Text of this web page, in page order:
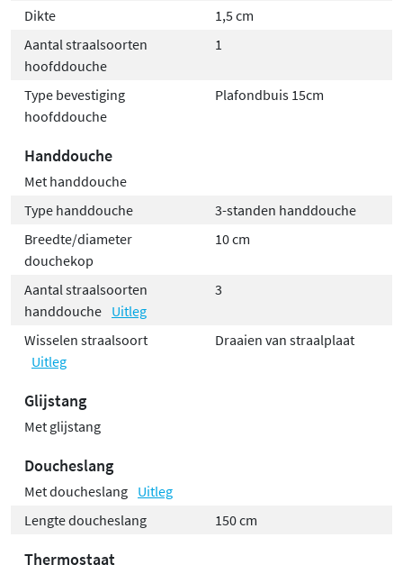
Dikte
1,5 cm
Aantal straalsoorten
hoofddouche
1
Type bevestiging
hoofddouche
Plafondbuis 15cm
Handdouche
Met handdouche
Type handdouche
3-standen handdouche
Breedte/diameter
douchekop
10 cm
Aantal straalsoorten
handdouche Uitleg
3
Wisselen straalsoort
Uitleg
Draaien van straalplaat
Glijstang
Met glijstang
Doucheslang
Met doucheslang Uitleg
Lengte doucheslang
150 cm
Thermostaat